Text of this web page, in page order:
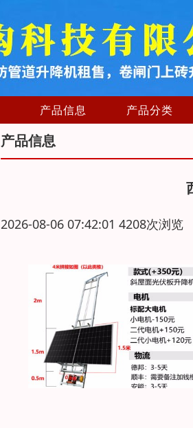
产品信息 产品分类
产品信息
2026-08-06 07:42:01 4208次浏览